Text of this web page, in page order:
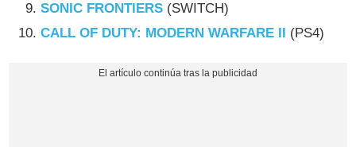
SONIC FRONTIERS (SWITCH)
CALL OF DUTY: MODERN WARFARE II (PS4)